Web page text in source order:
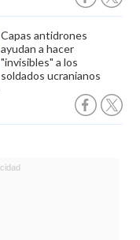
Capas antidrones
ayudan a hacer
"invisibles" a los
soldados ucranianos